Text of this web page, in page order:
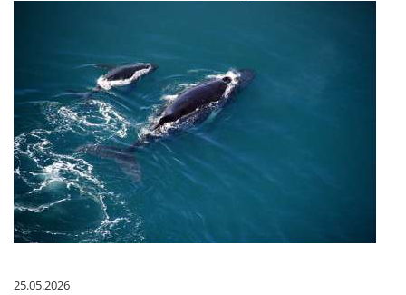
25.05.2026